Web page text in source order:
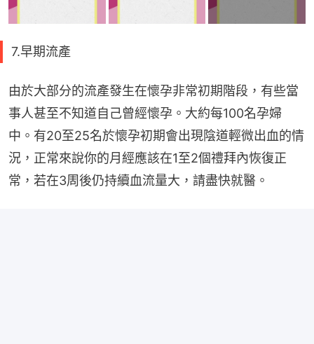
7.早期流產
由於大部分的流產發生在懷孕非常初期階段，有些當
事人甚至不知道自己曾經懷孕。大約每100名孕婦
中。有20至25名於懷孕初期會出現陰道輕微出血的情
況，正常來說你的月經應該在1至2個禮拜內恢復正
常，若在3周後仍持續血流量大，請盡快就醫。